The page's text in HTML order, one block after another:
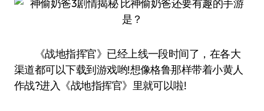
《战地指挥官》已经上线一段时间了，在各大
渠道都可以下载到游戏哟!想像格鲁那样带着小黄人
作战?进入《战地指挥官》里就可以啦!